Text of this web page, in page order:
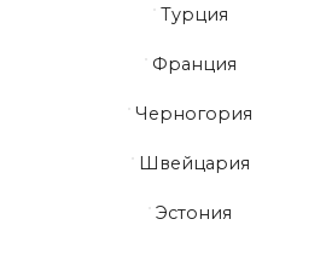
Турция
Франция
Черногория
Швейцария
Эстония